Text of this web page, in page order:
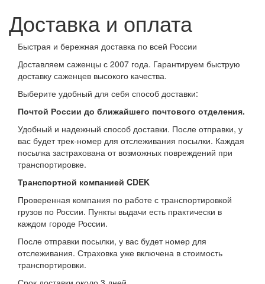
Доставка и оплата
Быстрая и бережная доставка по всей России
Доставляем саженцы с 2007 года. Гарантируем быструю
доставку саженцев высокого качества.
Выберите удобный для себя способ доставки:
Почтой России до ближайшего почтового отделения.
Удобный и надежный способ доставки. После отправки, у
вас будет трек-номер для отслеживания посылки. Каждая
посылка застрахована от возможных повреждений при
транспортировке.
Транспортной компанией CDEK
Проверенная компания по работе с транспортировкой
грузов по России. Пункты выдачи есть практически в
каждом городе России.
После отправки посылки, у вас будет номер для
отслеживания. Страховка уже включена в стоимость
транспортировки.